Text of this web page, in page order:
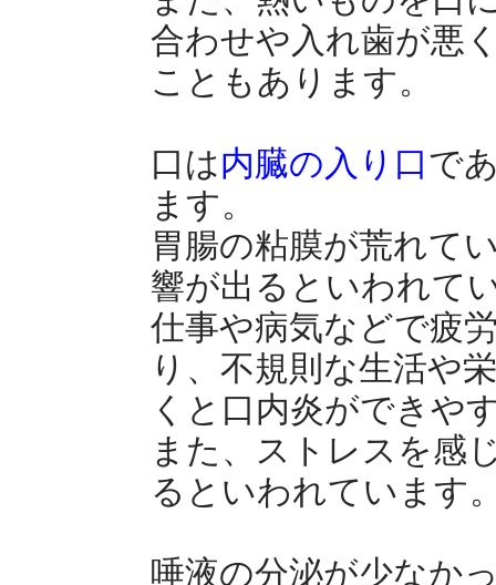
合わせや入れ歯が悪
こともあります。
口は内臓の入り口で
ます。
胃腸の粘膜が荒れて
響が出るといわれて
仕事や病気などで疲
り、不規則な生活や
くと口内炎ができや
また、ストレスを感
るといわれています
唾液の分泌が少なか